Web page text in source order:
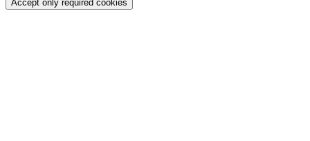
Accept only required cookies